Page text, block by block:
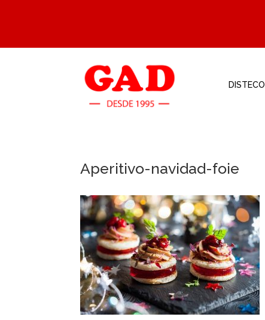
DISTECO
Aperitivo-navidad-foie